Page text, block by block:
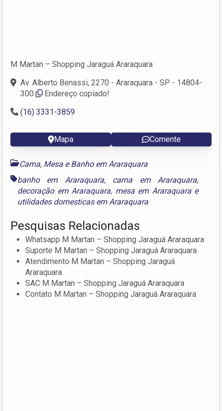
M Martan – Shopping Jaraguá Araraquara
Av. Alberto Benassi, 2270 - Araraquara - SP - 14804-
300
Endereço copiado!
(16) 3331-3859
Mapa Comente
Cama, Mesa e Banho em Araraquara
banho em Araraquara, cama em Araraquara,
decoração em Araraquara, mesa em Araraquarae
utilidades domesticas em Araraquara
Pesquisas Relacionadas
Whatsapp M Martan – Shopping Jaraguá Araraquara
Suporte M Martan – Shopping Jaraguá Araraquara
Atendimento M Martan – Shopping Jaraguá
Araraquara
SAC M Martan – Shopping Jaraguá Araraquara
Contato M Martan – Shopping Jaraguá Araraquara